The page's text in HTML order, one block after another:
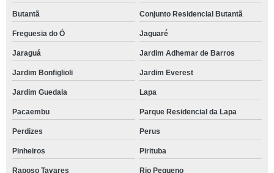
Butantã Conjunto Residencial Butantã
Freguesia do Ó Jaguaré
Jaraguá Jardim Adhemar de Barros
Jardim Bonfiglioli Jardim Everest
Jardim Guedala Lapa
Pacaembu Parque Residencial da Lapa
Perdizes Perus
Pinheiros Pirituba
Raposo Tavares Rio Pequeno